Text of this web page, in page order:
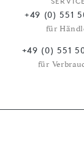
+49 (0) 551
für
+49 (0) 551
für